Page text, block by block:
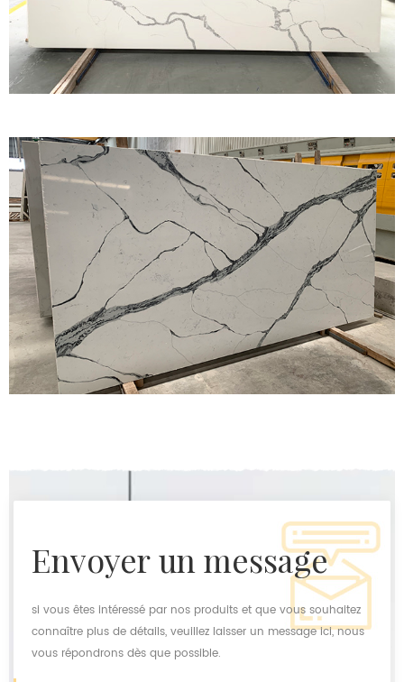
envoyer un message
si vous êtes intéressé par nos produits et que vous souhaitez
connaître plus de détails, veuillez laisser un message ici, nous
vous répondrons dès que possible.